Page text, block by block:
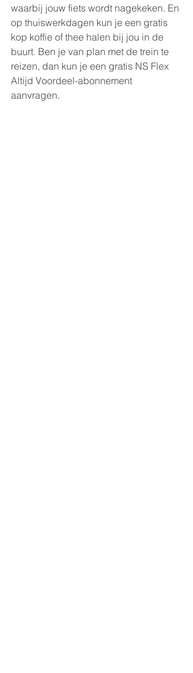
waarbij jouw fiets wordt nagekeken. En
op thuiswerkdagen kun je een gratis
kop koffie of thee halen bij jou in de
buurt. Ben je van plan met de trein te
reizen, dan kun je een gratis NS Flex
Altijd Voordeel-abonnement
aanvragen.